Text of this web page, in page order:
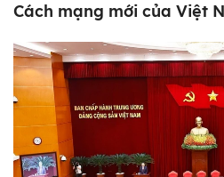
Cách mạng mới của Việt